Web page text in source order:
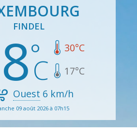
FINDEL
30°C
17°C
Ouest 6 km/h
09 août 2026 à 07h15